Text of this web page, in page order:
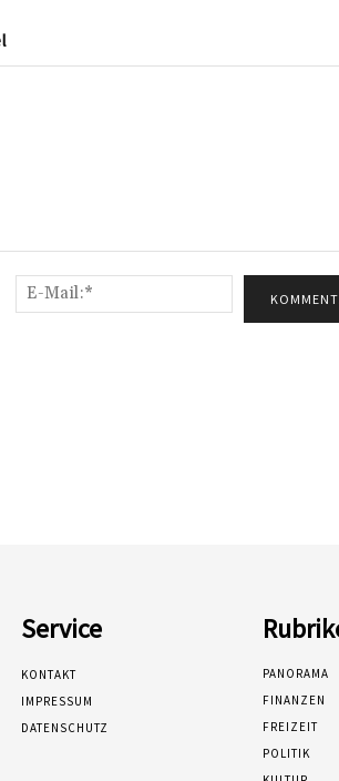
Name:*
Mail:*
Service
KONTAKT
IMPRESSUM
DATENSCHUTZ
PANORAMA
FINANZEN
FREIZEIT
POLITIK